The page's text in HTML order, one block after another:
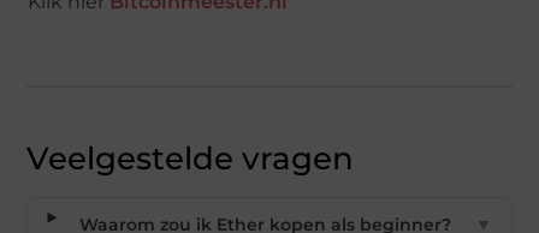
Veelgestelde vragen
Waarom zou ik Ether kopen als beginner? ▼